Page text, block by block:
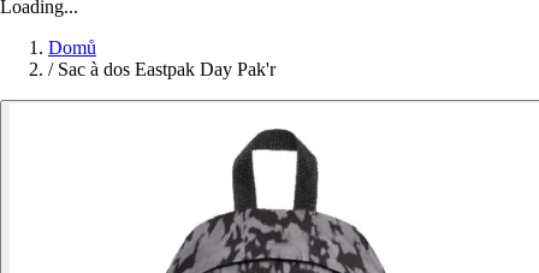
Loading...
Domů
/ Sac à dos Eastpak Day Pak'r